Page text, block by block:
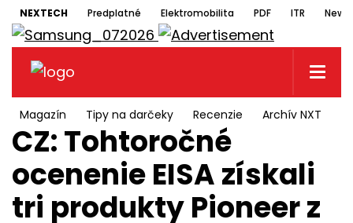
NEXTECH Predplatné Elektromobilita PDF ITR
Magazín Tipy na darčeky Recenzie Archív NXT
CZ: Tohtoročné
ocenenie EISA získali
tri produkty Pioneer z